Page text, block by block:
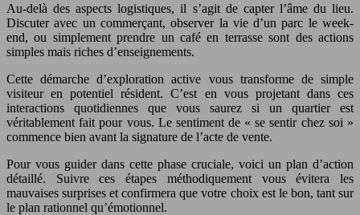
Au-delà des aspects logistiques, il s’agit de capter l’âme du lieu.
Discuter avec un commerçant, observer la vie d’un parc le week-
end, ou simplement prendre un café en terrasse sont des actions
simples mais riches d’enseignements.
Cette démarche d’exploration active vous transforme de simple
visiteur en potentiel résident. C’est en vous projetant dans ces
interactions quotidiennes que vous saurez si un quartier est
véritablement fait pour vous. Le sentiment de « se sentir chez soi »
commence bien avant la signature de l’acte de vente.
Pour vous guider dans cette phase cruciale, voici un plan d’action
détaillé. Suivre ces étapes méthodiquement vous évitera les
mauvaises surprises et confirmera que votre choix est le bon, tant sur
le plan rationnel qu’émotionnel.